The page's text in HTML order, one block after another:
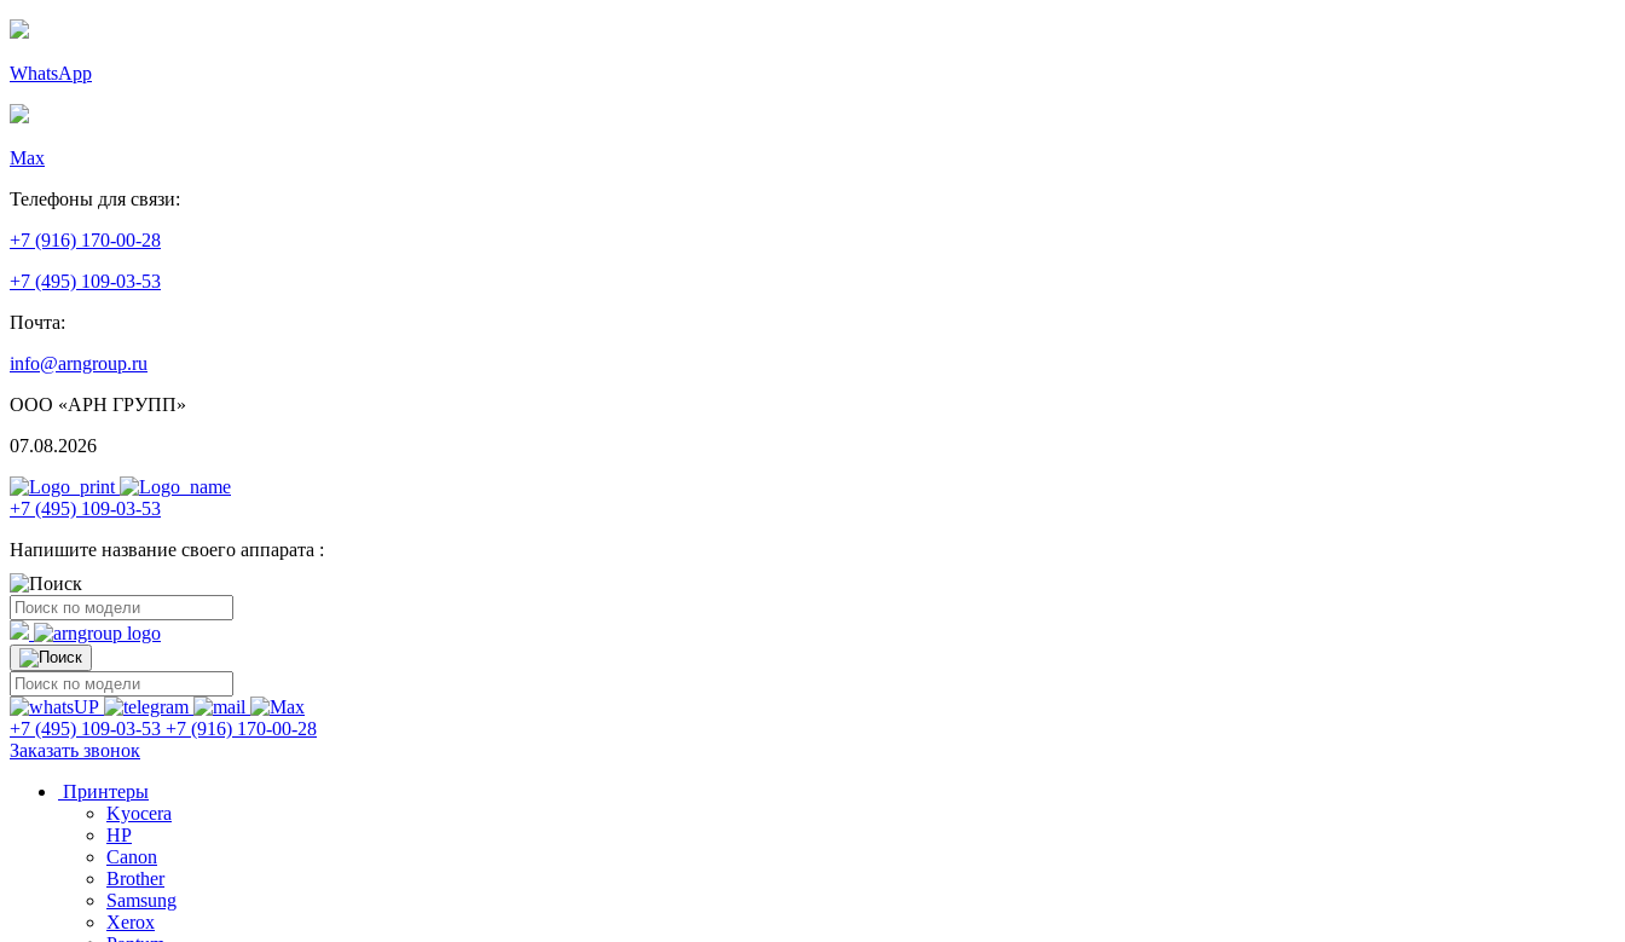
WhatsApp
Max
Телефоны для связи:
+7 (916) 170-00-28
+7 (495) 109-03-53
Почта:
info@arngroup.ru
ООО «АРН ГРУПП»
07.08.2026
+7 (495) 109-03-53
Напишите название своего аппарата :
+7 (495) 109-03-53 +7 (916) 170-00-28
Заказать звонок
Принтеры
Kyocera
HP
Canon
Brother
Samsung
Xerox